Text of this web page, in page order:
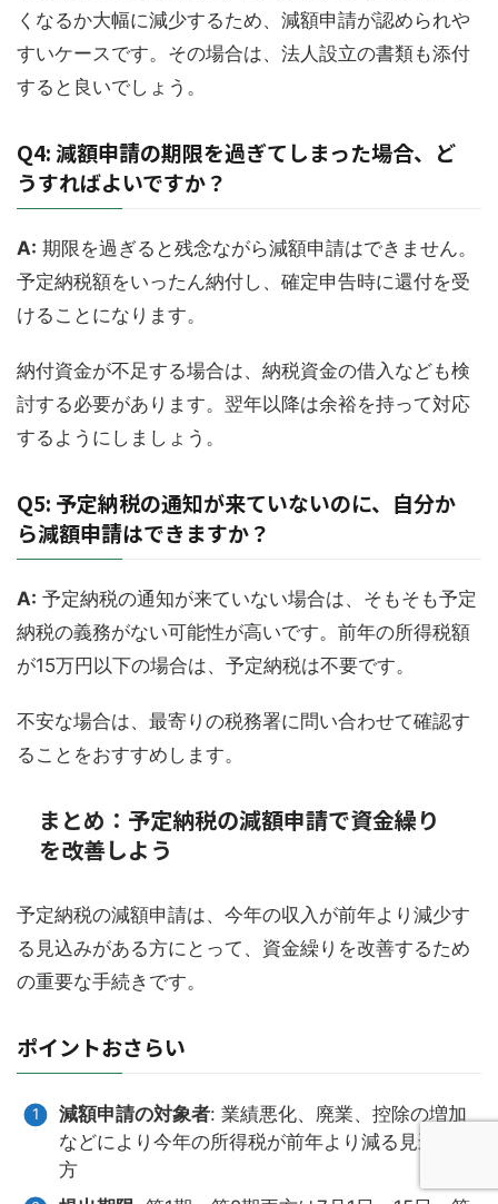
くなるか大幅に減少するため、減額申請が認められや
すいケースです。その場合は、法人設立の書類も添付
すると良いでしょう。
Q4: 減額申請の期限を過ぎてしまった場合、ど
うすればよいですか？
A: 期限を過ぎると残念ながら減額申請はできません。
予定納税額をいったん納付し、確定申告時に還付を受
けることになります。
納付資金が不足する場合は、納税資金の借入なども検
討する必要があります。翌年以降は余裕を持って対応
するようにしましょう。
Q5: 予定納税の通知が来ていないのに、自分か
ら減額申請はできますか？
A: 予定納税の通知が来ていない場合は、そもそも予定
納税の義務がない可能性が高いです。前年の所得税額
が15万円以下の場合は、予定納税は不要です。
不安な場合は、最寄りの税務署に問い合わせて確認す
ることをおすすめします。
まとめ：予定納税の減額申請で資金繰り
を改善しよう
予定納税の減額申請は、今年の収入が前年より減少す
る見込みがある方にとって、資金繰りを改善するため
の重要な手続きです。
ポイントおさらい
減額申請の対象者: 業績悪化、廃業、控除の増加
などにより今年の所得税が前年より減る見込みの
方